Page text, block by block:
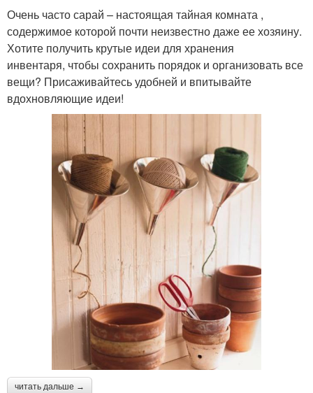
Очень часто сарай – настоящая тайная комната ,
содержимое которой почти неизвестно даже ее хозяину.
Хотите получить крутые идеи для хранения
инвентаря, чтобы сохранить порядок и организовать все
вещи? Присаживайтесь удобней и впитывайте
вдохновляющие идеи!
читать дальше →